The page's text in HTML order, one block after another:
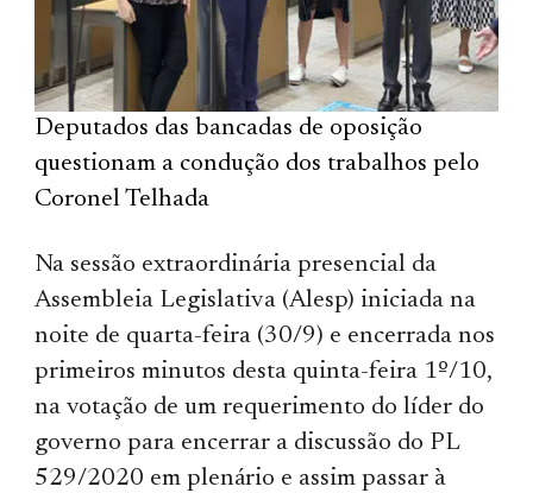
Deputados das bancadas de oposição
questionam a condução dos trabalhos pelo
Coronel Telhada
Na sessão extraordinária presencial da
Assembleia Legislativa (Alesp) iniciada na
noite de quarta-feira (30/9) e encerrada nos
primeiros minutos desta quinta-feira 1º/10,
na votação de um requerimento do líder do
governo para encerrar a discussão do PL
529/2020 em plenário e assim passar à